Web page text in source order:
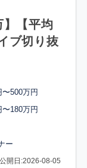
】【平均
ブ切り抜
〜500万円
〜180万円
ー
公開日:2026-08-05